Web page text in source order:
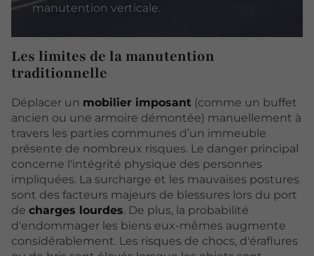
manutention verticale.
Les limites de la manutention
traditionnelle
Déplacer un mobilier imposant (comme un buffet
ancien ou une armoire démontée) manuellement à
travers les parties communes d’un immeuble
présente de nombreux risques. Le danger principal
concerne l'intégrité physique des personnes
impliquées. La surcharge et les mauvaises postures
sont des facteurs majeurs de blessures lors du port
de charges lourdes. De plus, la probabilité
d'endommager les biens eux-mêmes augmente
considérablement. Les risques de chocs, d'éraflures